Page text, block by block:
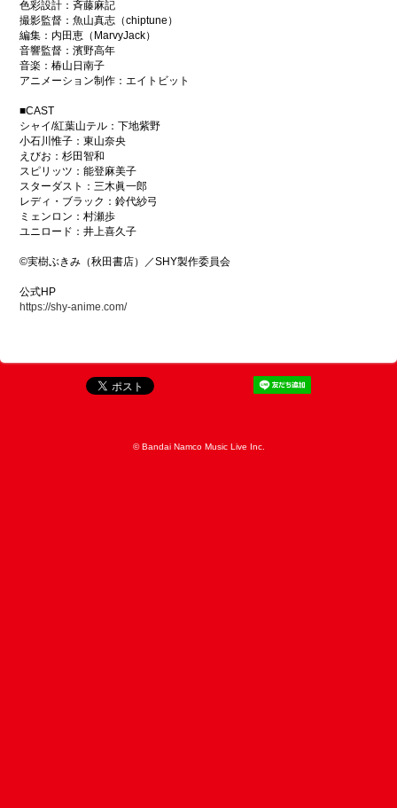
色彩設計：斉藤麻記
撮影監督：魚山真志（chiptune）
編集：内田恵（MarvyJack）
音響監督：濱野高年
音楽：椿山日南子
アニメーション制作：エイトビット
■CAST
シャイ/紅葉山テル：下地紫野
小石川惟子：東山奈央
えびお：杉田智和
スピリッツ：能登麻美子
スターダスト：三木眞一郎
レディ・ブラック：鈴代紗弓
ミェンロン：村瀬歩
ユニロード：井上喜久子
©実樹ぶきみ（秋田書店）／SHY製作委員会
公式HP
https://shy-anime.com/
© Bandai Namco Music Live Inc.